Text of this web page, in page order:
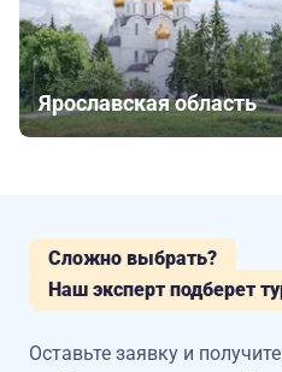
Ярославская область
Сложно выбрать?
Наш эксперт подберет
Оставьте заявку и